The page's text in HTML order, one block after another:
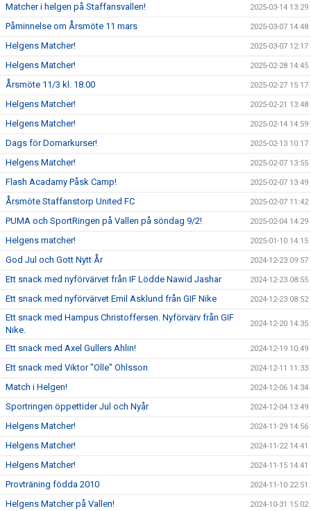
Matcher i helgen på Staffansvallen! 2025-03-14 13:29
Påminnelse om Årsmöte 11 mars 2025-03-07 14:48
Helgens Matcher! 2025-03-07 12:17
Helgens Matcher! 2025-02-28 14:45
Årsmöte 11/3 kl. 18.00 2025-02-27 15:17
Helgens Matcher! 2025-02-21 13:48
Helgens Matcher! 2025-02-14 14:59
Dags för Domarkurser! 2025-02-13 10:17
Helgens Matcher! 2025-02-07 13:55
Flash Acadamy Påsk Camp! 2025-02-07 13:49
Årsmöte Staffanstorp United FC 2025-02-07 11:42
PUMA och SportRingen på Vallen på söndag 9/2! 2025-02-04 14:29
Helgens matcher! 2025-01-10 14:15
God Jul och Gott Nytt År 2024-12-23 09:57
Ett snack med nyförvärvet från IF Lödde Nawid Jashar 2024-12-23 08:55
Ett snack med nyförvärvet Emil Asklund från GIF Nike 2024-12-23 08:52
Ett snack med Hampus Christoffersen. Nyförvärv från GIF
Nike.
2024-12-20 14:35
Ett snack med Axel Gullers Ahlin! 2024-12-19 10:49
Ett snack med Viktor "Olle" Ohlsson 2024-12-11 11:33
Match i Helgen! 2024-12-06 14:34
Sportringen öppettider Jul och Nyår 2024-12-04 13:49
Helgens Matcher! 2024-11-29 14:56
Helgens Matcher! 2024-11-22 14:41
Helgens Matcher! 2024-11-15 14:41
Provträning födda 2010 2024-11-10 22:51
Helgens Matcher på Vallen! 2024-10-31 15:02